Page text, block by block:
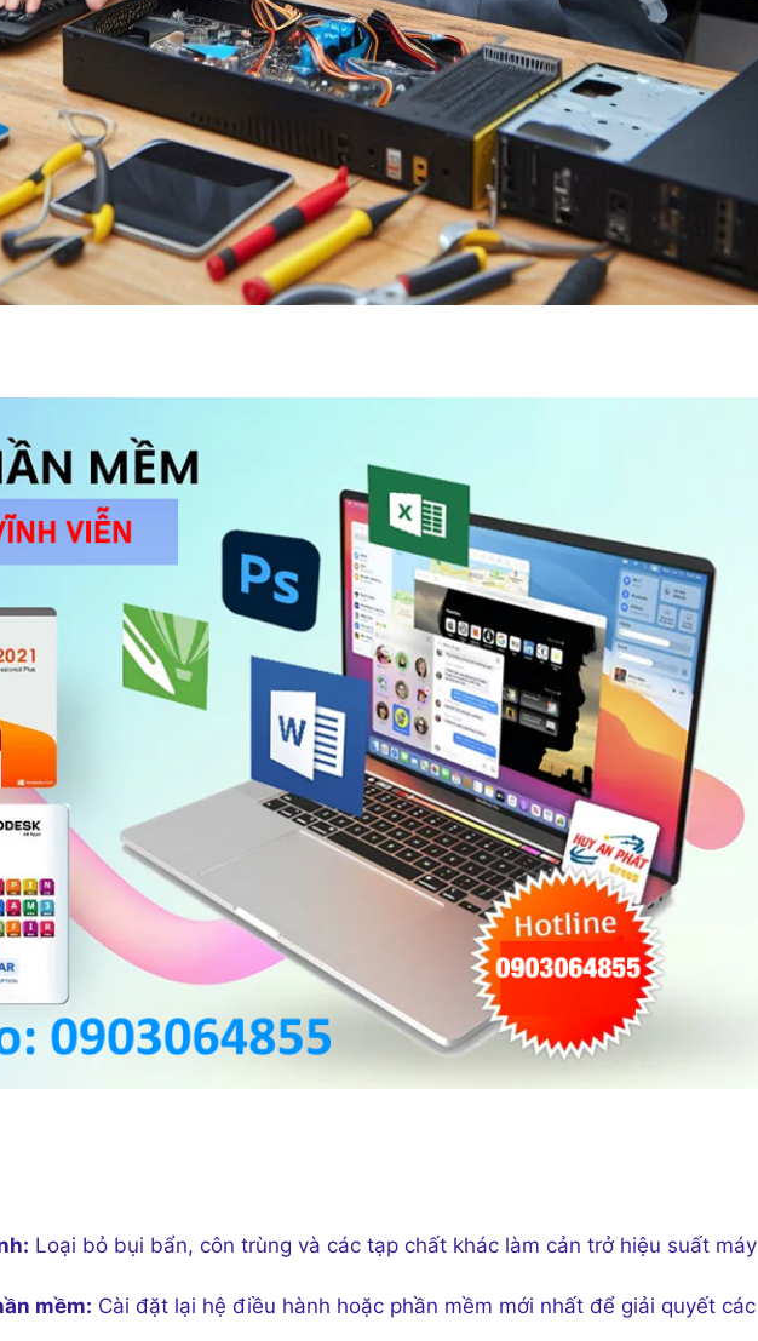
Loại bỏ bụi bẩn, côn trùng và các tạp chất khác làm cản trở hiệu suất máy
mềm: Cài đặt lại hệ điều hành hoặc phần mềm mới nhất để giải quyết các